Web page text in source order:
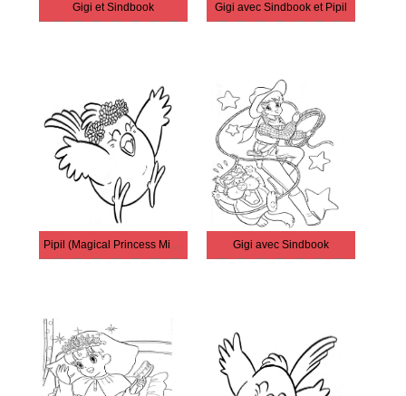
Gigi et Sindbook Gigi avec Sindbook et Pipil
Pipil (Magical Princess Minky Momo) Gigi avec Sindbook